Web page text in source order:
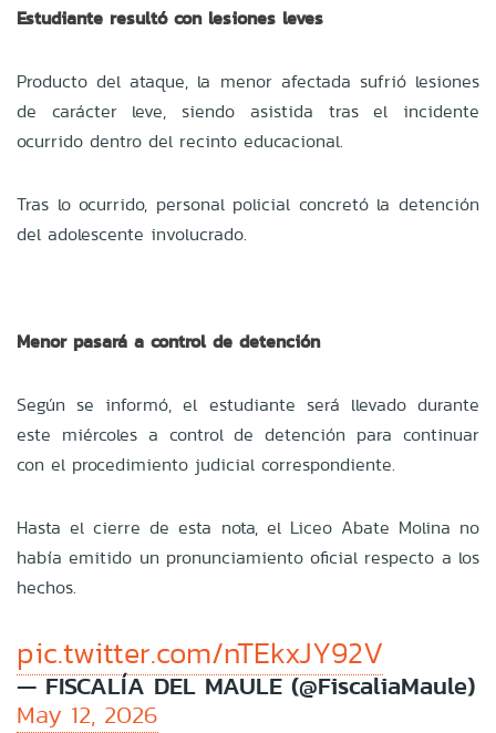
Estudiante resultó con lesiones leves
Producto del ataque, la menor afectada sufrió lesiones
de carácter leve, siendo asistida tras el incidente
ocurrido dentro del recinto educacional.
Tras lo ocurrido, personal policial concretó la detención
del adolescente involucrado.
Menor pasará a control de detención
Según se informó, el estudiante será llevado durante
este miércoles a control de detención para continuar
con el procedimiento judicial correspondiente.
Hasta el cierre de esta nota, el Liceo Abate Molina no
había emitido un pronunciamiento oficial respecto a los
hechos.
pic.twitter.com/nTEkxJY92V
— FISCALÍA DEL MAULE (@FiscaliaMaule)
May 12, 2026